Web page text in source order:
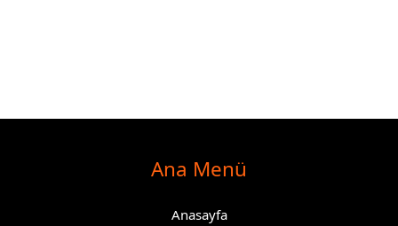
Ana Menü
Anasayfa